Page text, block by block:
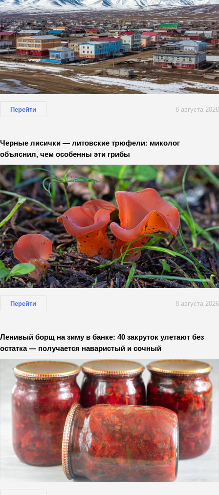
Перейти 8 августа 2026
Черные лисички — литовские трюфели: миколог
объяснил, чем особенны эти грибы
Перейти 8 августа 2026
Ленивый борщ на зиму в банке: 40 закруток улетают без
остатка — получается наваристый и сочный